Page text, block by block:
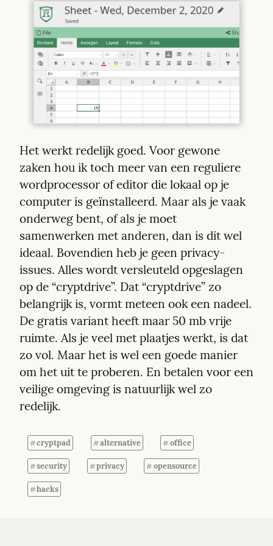
Het werkt redelijk goed. Voor gewone
zaken hou ik toch meer van een reguliere
wordprocessor of editor die lokaal op je
computer is geïnstalleerd. Maar als je vaak
onderweg bent, of als je moet
samenwerken met anderen, dan is dit wel
ideaal. Bovendien heb je geen privacy-
issues. Alles wordt versleuteld opgeslagen
op de “cryptdrive”. Dat “cryptdrive” zo
belangrijk is, vormt meteen ook een nadeel.
De gratis variant heeft maar 50 mb vrije
ruimte. Als je veel met plaatjes werkt, is dat
zo vol. Maar het is wel een goede manier
om het uit te proberen. En betalen voor een
veilige omgeving is natuurlijk wel zo
redelijk.
#cryptpad #alternative # office
#security #privacy # opensource
#hacks